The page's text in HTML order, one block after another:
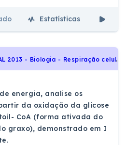
Estatísticas
UNCISAL 2013 - Biologia - Respiração celular e fermentação, Moléculas, células e tecidos
energia, analise os
da oxidação da glicose
CoA (forma ativada do
graxo), demonstrado em I